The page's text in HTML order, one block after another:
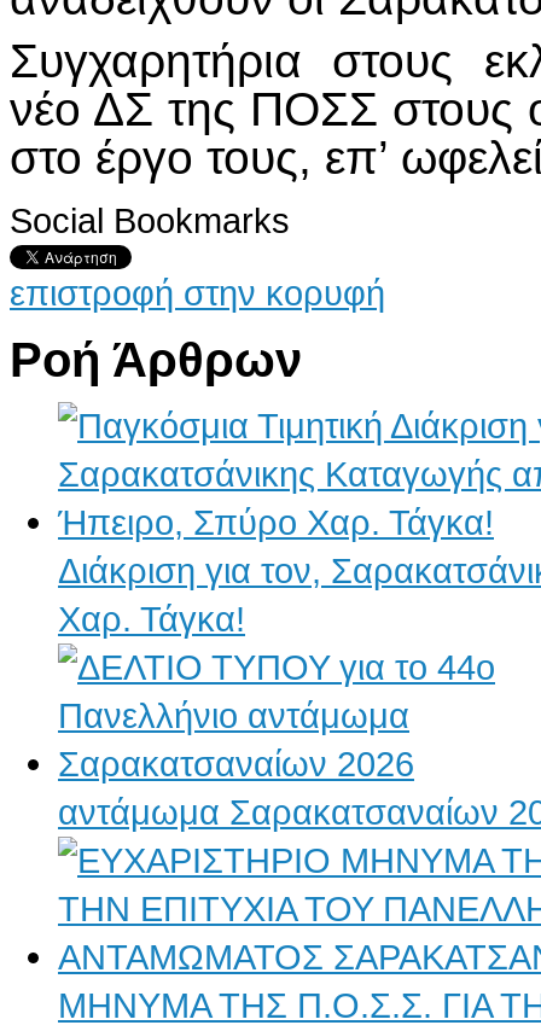
Συγχαρητήρια στους
νέο ΔΣ της ΠΟΣΣ στους
στο έργο τους, επ’
Social Bookmarks
επιστροφή στην κορυφή
Ροή Άρθρων
Διάκριση για τον,
Χαρ. Τάγκα!
αντάμωμα Σαρακατσαναίων
ΜΗΝΥΜΑ ΤΗΣ Π.Ο.Σ.Σ. ΓΙΑ